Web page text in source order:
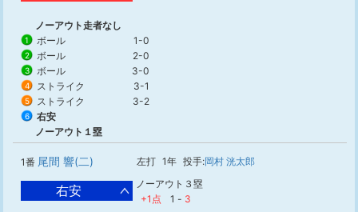
ノーアウト走者なし
1 ボール 1-0
2 ボール 2-0
3 ボール 3-0
4 ストライク 3-1
5 ストライク 3-2
6
右安
ノーアウト１塁
1番 尾間 響(二) 左打 1年 投手:岡村 洸太郎
右安
ノーアウト３塁
+1点
1 - 3